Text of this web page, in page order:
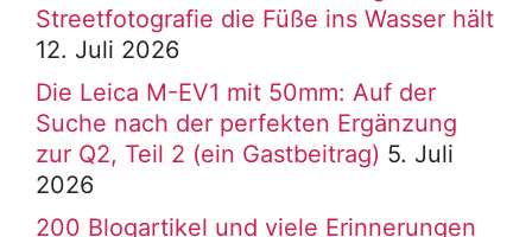
Streetfotografie die Füße ins Wasser hält
12. Juli 2026
Die Leica M-EV1 mit 50mm: Auf der
Suche nach der perfekten Ergänzung
zur Q2, Teil 2 (ein Gastbeitrag) 5. Juli
2026
200 Blogartikel und viele Erinnerungen